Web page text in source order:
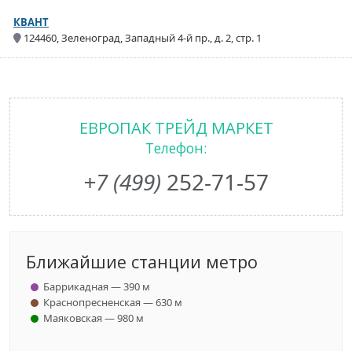
КВАНТ
124460, Зеленоград, Западный 4-й пр., д. 2, стр. 1
ЕВРОПАК ТРЕЙД МАРКЕТ
Телефон:
+7 (499) 252-71-57
Ближайшие станции метро
Баррикадная — 390 м
Краснопресненская — 630 м
Маяковская — 980 м